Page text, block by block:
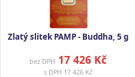
Zlatý slitek PAMP - Buddha, 5 g
bez DPH 17 426 Kč
s DPH 17 426 Kč